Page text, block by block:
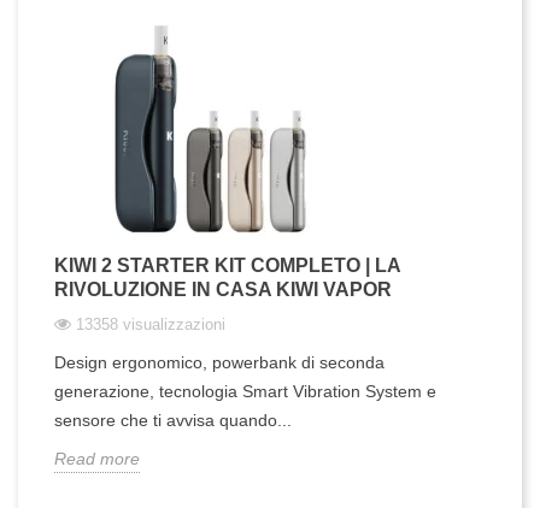
KIWI 2 STARTER KIT COMPLETO | LA
RIVOLUZIONE IN CASA KIWI VAPOR
13358 visualizzazioni
Design ergonomico, powerbank di seconda
generazione, tecnologia Smart Vibration System e
sensore che ti avvisa quando...
Read more